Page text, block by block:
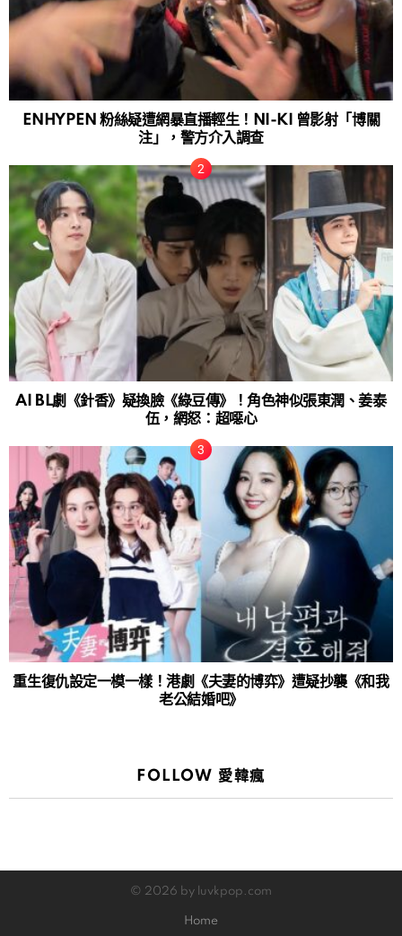
ENHYPEN 粉絲疑遭網暴直播輕生！NI-KI 曾影射「博關
注」，警方介入調查
AI BL劇《針香》疑換臉《綠豆傳》！角色神似張東潤、姜泰
伍，網怒：超噁心
重生復仇設定一模一樣！港劇《夫妻的博弈》遭疑抄襲《和我
老公結婚吧》
FOLLOW 愛韓瘋
© 2026 by luvkpop.com
Home